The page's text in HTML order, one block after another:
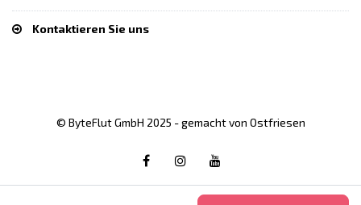
Kontaktieren Sie uns
© ByteFlut GmbH 2025 - gemacht von Ostfriesen